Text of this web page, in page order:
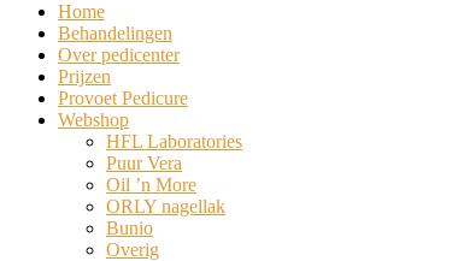
Home
Behandelingen
Over pedicenter
Prijzen
Provoet Pedicure
Webshop
HFL Laboratories
Puur Vera
Oil ’n More
ORLY nagellak
Bunio
Overig